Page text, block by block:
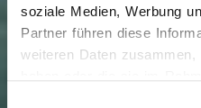
soziale Medien, Werbung
Partner führen diese
weiteren Daten